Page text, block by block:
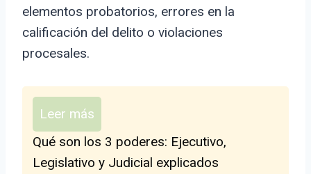
elementos probatorios, errores en la
calificación del delito o violaciones
procesales.
Leer más
Qué son los 3 poderes: Ejecutivo,
Legislativo y Judicial explicados